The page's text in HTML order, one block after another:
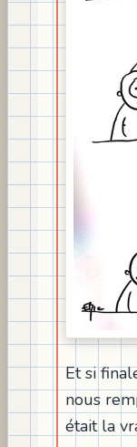
Et si
nous
était la